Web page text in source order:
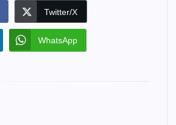
Twitter/X
WhatsApp